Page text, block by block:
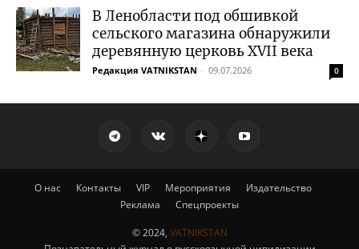
В Ленобласти под обшивкой
сельского магазина обнаружили
деревянную церковь XVII века
Редакция VATNIKSTAN - 09.07.2026 0
О нас Контакты VIP Мероприятия
Издательство
Реклама
Спецпроекты
© 2024, VATNIKSTAN